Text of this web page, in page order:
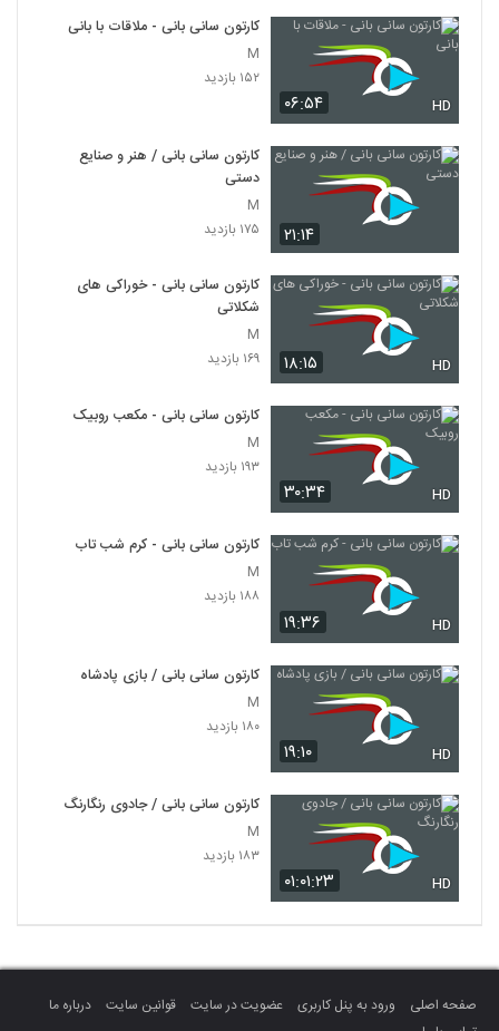
۰۶:۵۴ HD
کارتون سانی بانی - ملاقات با بانی
M
۱۵۲ بازدید
۲۱:۱۴
کارتون سانی بانی / هنر و صنایع
دستی
M
۱۷۵ بازدید
۱۸:۱۵ HD
کارتون سانی بانی - خوراکی های
شکلاتی
M
۱۶۹ بازدید
۳۰:۳۴ HD
کارتون سانی بانی - مکعب روبیک
M
۱۹۳ بازدید
۱۹:۳۶ HD
کارتون سانی بانی - کرم شب تاب
M
۱۸۸ بازدید
۱۹:۱۰ HD
کارتون سانی بانی / بازی پادشاه
M
۱۸۰ بازدید
۰۱:۰۱:۲۳ HD
کارتون سانی بانی / جادوی رنگارنگ
M
۱۸۳ بازدید
صفحه اصلی ورود به پنل کاربری عضویت در سایت قوانین سایت
درباره ما